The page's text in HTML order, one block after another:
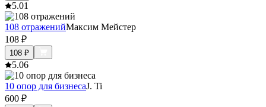
5.01
108 отраженийМаксим Мейстер
108 ₽
108 ₽
5.06
10 опор для бизнесаJ. Ti
600 ₽